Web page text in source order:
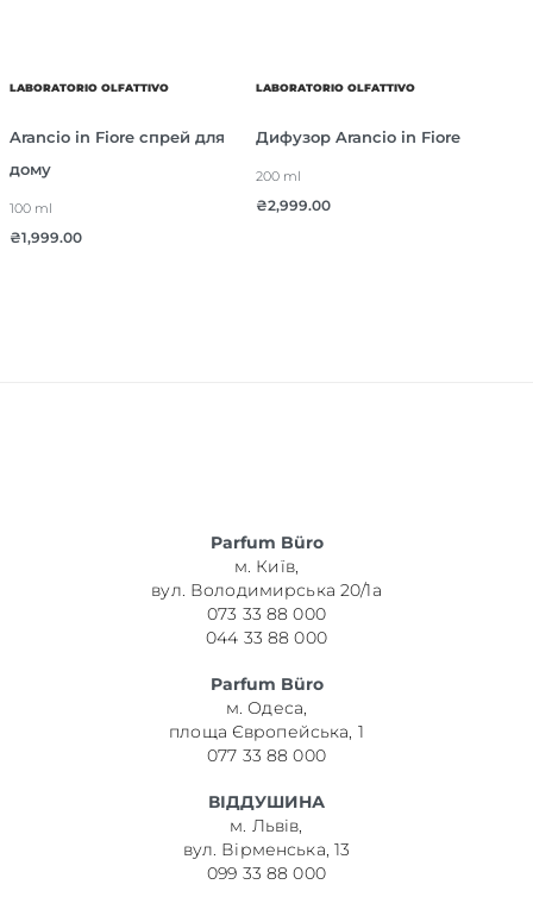
LABORATORIO OLFATTIVO
Arancio in Fiore спрей для
дому
100 ml
₴1,999.00
LABORATORIO OLFATTIVO
Дифузор Arancio in Fiore
200 ml
₴2,999.00
Parfum Büro
м. Київ,
вул. Володимирська 20/1а
073 33 88 000
044 33 88 000
Parfum Büro
м. Одеса,
площа Європейська, 1
077 33 88 000
ВІДДУШИНА
м. Львів,
вул. Вірменська, 13
099 33 88 000